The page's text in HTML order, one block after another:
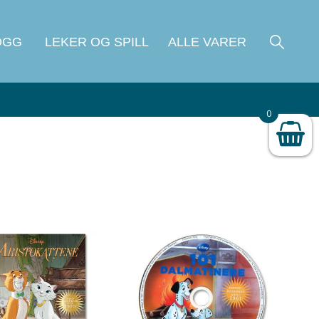
LEKER OG SPILL ALLE VARER
0